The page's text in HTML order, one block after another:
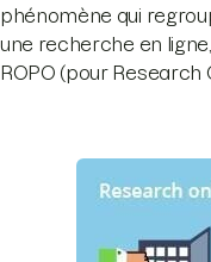
phénomène qui
une recherche en ligne,
ROPO (pour Research